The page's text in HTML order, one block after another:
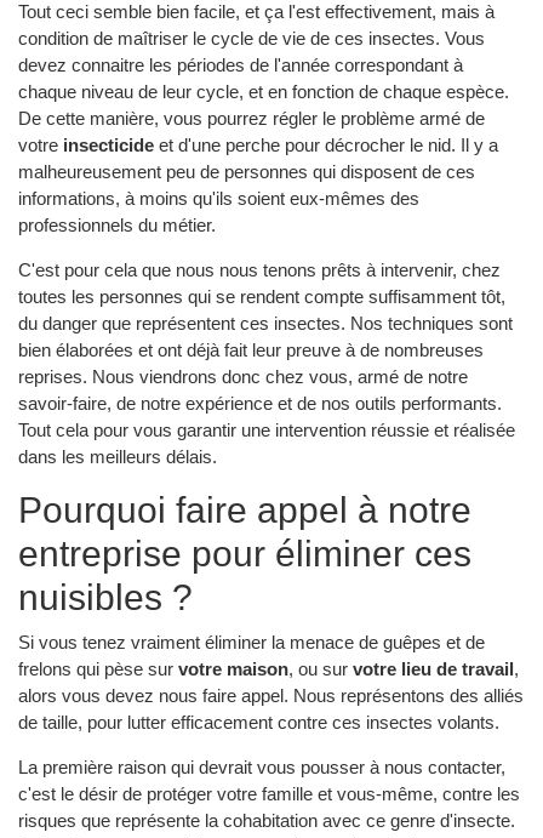
Tout ceci semble bien facile, et ça l'est effectivement, mais à
condition de maîtriser le cycle de vie de ces insectes. Vous
devez connaitre les périodes de l'année correspondant à
chaque niveau de leur cycle, et en fonction de chaque espèce.
De cette manière, vous pourrez régler le problème armé de
votre insecticide et d'une perche pour décrocher le nid. Il y a
malheureusement peu de personnes qui disposent de ces
informations, à moins qu'ils soient eux-mêmes des
professionnels du métier.
C'est pour cela que nous nous tenons prêts à intervenir, chez
toutes les personnes qui se rendent compte suffisamment tôt,
du danger que représentent ces insectes. Nos techniques sont
bien élaborées et ont déjà fait leur preuve à de nombreuses
reprises. Nous viendrons donc chez vous, armé de notre
savoir-faire, de notre expérience et de nos outils performants.
Tout cela pour vous garantir une intervention réussie et réalisée
dans les meilleurs délais.
Pourquoi faire appel à notre
entreprise pour éliminer ces
nuisibles ?
Si vous tenez vraiment éliminer la menace de guêpes et de
frelons qui pèse sur votre maison, ou sur votre lieu de travail,
alors vous devez nous faire appel. Nous représentons des alliés
de taille, pour lutter efficacement contre ces insectes volants.
La première raison qui devrait vous pousser à nous contacter,
c'est le désir de protéger votre famille et vous-même, contre les
risques que représente la cohabitation avec ce genre d'insecte.